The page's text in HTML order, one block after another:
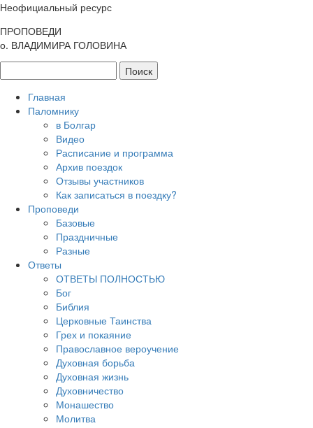
Неофициальный ресурс
ПРОПОВЕДИ
о. ВЛАДИМИРА ГОЛОВИНА
Главная
Паломнику
в Болгар
Видео
Расписание и программа
Архив поездок
Отзывы участников
Как записаться в поездку?
Проповеди
Базовые
Праздничные
Разные
Ответы
ОТВЕТЫ ПОЛНОСТЬЮ
Бог
Библия
Церковные Таинства
Грех и покаяние
Православное вероучение
Духовная борьба
Духовная жизнь
Духовничество
Монашество
Молитва